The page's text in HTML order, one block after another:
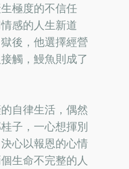
極度的不信任
感的人生新道
後，他選擇經營
觸，鰻魚則成了
自律生活，偶然
子，一心想揮別
心以報恩的心情
生命不完整的人